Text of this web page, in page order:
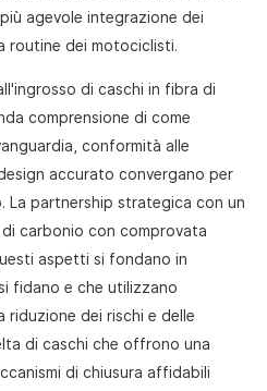
agevole integrazione dei
routine dei motociclisti.
di caschi in fibra di
comprensione di come
conformità alle
accurato convergano per
La partnership strategica con un
carbonio con comprovata
aspetti si fondano in
fidano e che utilizzano
dei rischi e delle
di caschi che offrono una
di chiusura affidabili